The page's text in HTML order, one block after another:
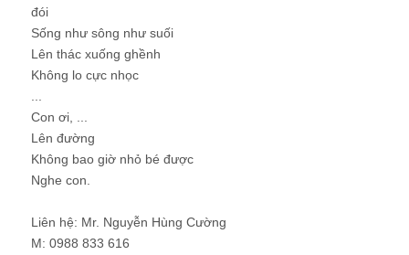
đói
Sống như sông như suối
Lên thác xuống ghềnh
Không lo cực nhọc
Con ơi, ...
Lên đường
Không bao giờ nhỏ bé được
Nghe con.
Liên hệ: Mr. Nguyễn Hùng Cường
M: 0988 833 616